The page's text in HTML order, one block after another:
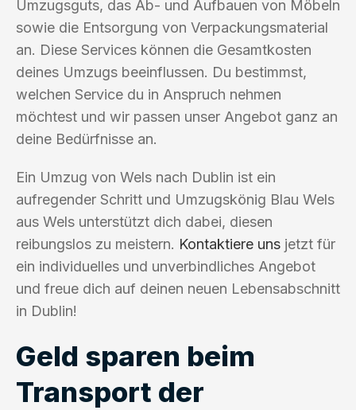
Umzugsguts, das Ab- und Aufbauen von Möbeln
sowie die Entsorgung von Verpackungsmaterial
an. Diese Services können die Gesamtkosten
deines Umzugs beeinflussen. Du bestimmst,
welchen Service du in Anspruch nehmen
möchtest und wir passen unser Angebot ganz an
deine Bedürfnisse an.
Ein Umzug von Wels nach Dublin ist ein
aufregender Schritt und Umzugskönig Blau Wels
aus Wels unterstützt dich dabei, diesen
reibungslos zu meistern. Kontaktiere uns jetzt für
ein individuelles und unverbindliches Angebot
und freue dich auf deinen neuen Lebensabschnitt
in Dublin!
Geld sparen beim
Transport der